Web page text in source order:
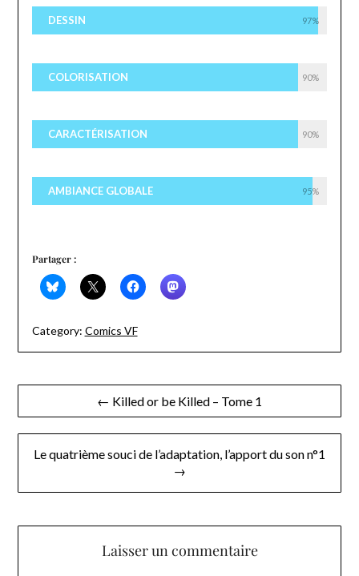
DESSIN 97%
COLORISATION 90%
CARACTÉRISATION 90%
AMBIANCE GLOBALE 95%
Partager :
Category: Comics VF
Navigation
de
l’article
← Killed or be Killed – Tome 1
Le quatrième souci de l’adaptation, l’apport du son n°1
→
Laisser un commentaire